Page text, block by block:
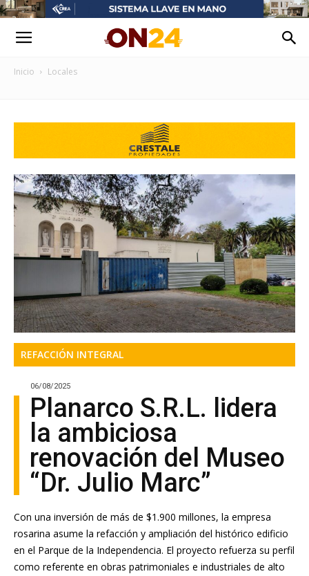
Inicio Locales
REFACCIÓN INTEGRAL
06/08/2025
Planarco S.R.L. lidera
la ambiciosa
renovación del Museo
“Dr. Julio Marc”
Con una inversión de más de $1.900 millones, la empresa
rosarina asume la refacción y ampliación del histórico edificio
en el Parque de la Independencia. El proyecto refuerza su perfil
como referente en obras patrimoniales e industriales de alto